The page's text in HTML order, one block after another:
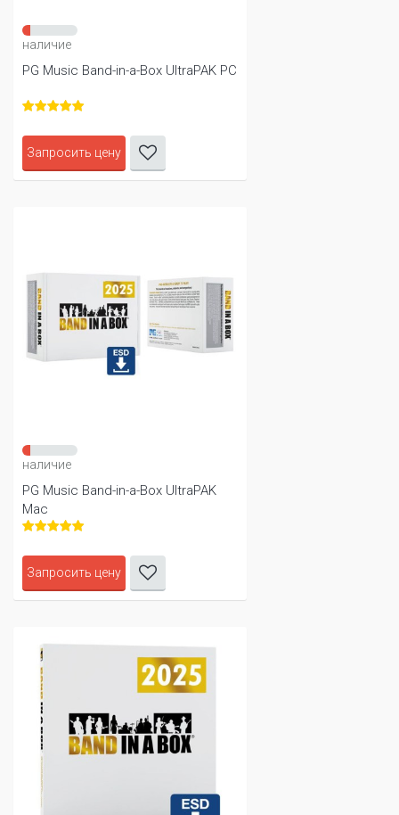
наличие
PG Music Band-in-a-Box UltraPAK PC
Запросить цену
наличие
PG Music Band-in-a-Box UltraPAK
Mac
Запросить цену